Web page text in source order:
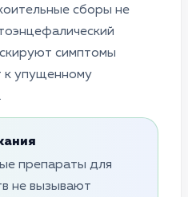
сборы не
симптомы
к упущенному
препараты для
не вызывают